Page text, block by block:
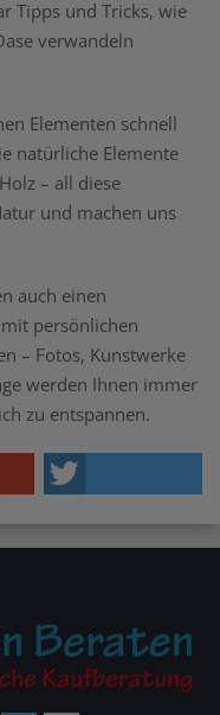
Tipps und Tricks, wie
verwandeln
Elementen schnell
natürliche Elemente
– all diese
und machen uns
auch einen
persönlichen
– Fotos, Kunstwerke
werden Ihnen immer
zu entspannen.